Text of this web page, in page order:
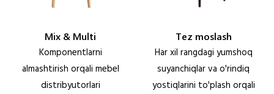
Mix & Multi
Komponentlarni
almashtirish orqali mebel
distribyutorlari
Tez moslash
Har xil rangdagi yumshoq
suyanchiqlar va o'rindiq
yostiqlarini to'plash orqali